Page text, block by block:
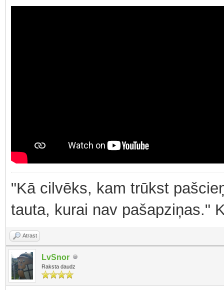
"Kā cilvēks, kam trūkst
tauta, kurai nav pašapziņas."
Atrast
LvSnor
Raksta daudz